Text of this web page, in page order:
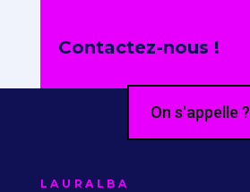
Contactez-nous !
On s'appelle ?
LAURALBA